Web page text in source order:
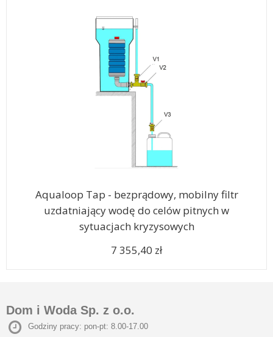
Aqualoop Tap - bezprądowy, mobilny filtr
uzdatniający wodę do celów pitnych w
sytuacjach kryzysowych
7 355,40 zł
Dom i Woda Sp. z o.o.
Godziny pracy: pon-pt: 8.00-17.00